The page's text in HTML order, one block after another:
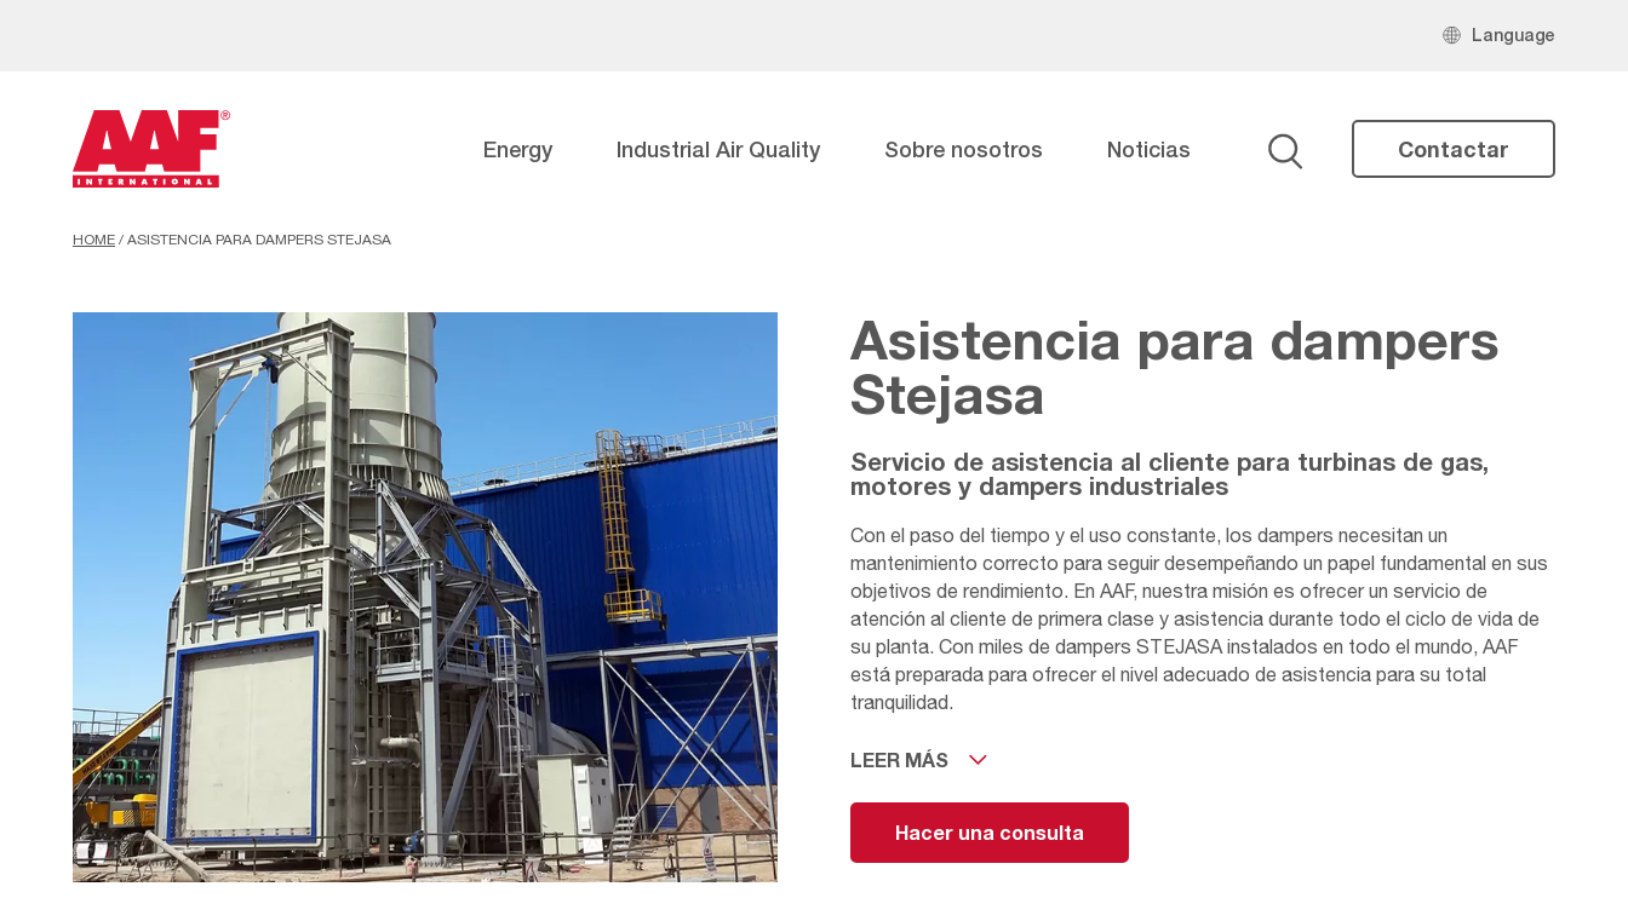
Language
Contactar
Energy Industrial Air Quality Sobre nosotros Noticias
HOME / ASISTENCIA PARA DAMPERS STEJASA
Asistencia para dampers
Stejasa
Servicio de asistencia al cliente para turbinas de gas,
motores y dampers industriales
Con el paso del tiempo y el uso constante, los dampers necesitan un
mantenimiento correcto para seguir desempeñando un papel fundamental en sus
objetivos de rendimiento. En AAF, nuestra misión es ofrecer un servicio de
atención al cliente de primera clase y asistencia durante todo el ciclo de vida de
su planta. Con miles de dampers STEJASA instalados en todo el mundo, AAF
está preparada para ofrecer el nivel adecuado de asistencia para su total
tranquilidad.
Además de ofrecer soluciones de mantenimiento preventivo, también podemos
aumentar la eficiencia, prolongar la vida útil de sus equipos y proporcionar
LEER MÁS
Hacer una consulta